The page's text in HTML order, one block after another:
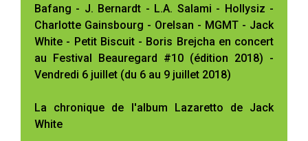
Bafang - J. Bernardt - L.A. Salami - Hollysiz -
Charlotte Gainsbourg - Orelsan - MGMT - Jack
White - Petit Biscuit - Boris Brejcha en concert
au Festival Beauregard #10 (édition 2018) -
Vendredi 6 juillet (du 6 au 9 juillet 2018)
La chronique de l'album Lazaretto de Jack
White